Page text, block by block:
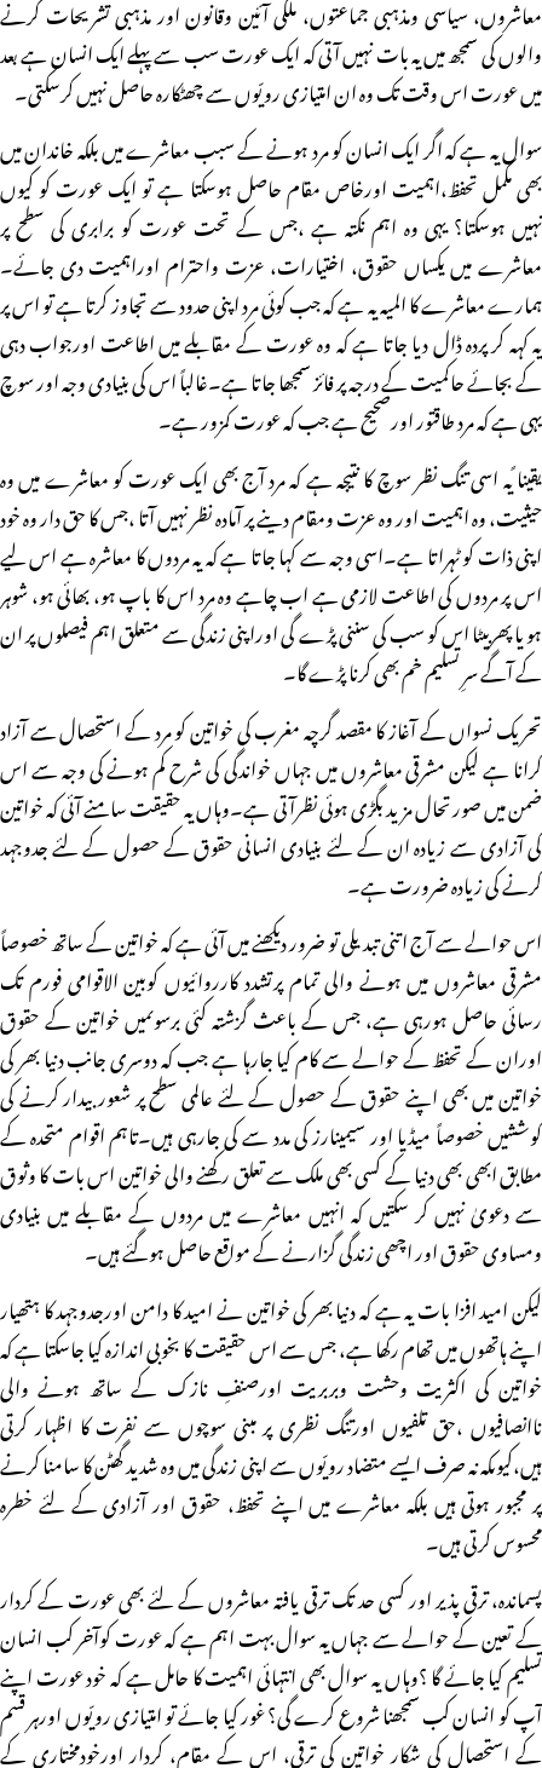
معاشروں، سیاسی ومذہبی جماعتوں، ملکی آئین وقانون اور مذہبی تشریحات کرنے
والوں کی سمجھ میں یہ بات نہیں آتی کہ ایک عورت سب سے پہلے ایک انسان ہے بعد
میں عورت اس وقت تک وہ ان امتیازی رویّوں سے چھٹکارہ حاصل نہیں کرسکتی۔
سوال یہ ہے کہ اگر ایک انسان کو مرد ہونے کے سبب معاشرے میں بلکہ خاندان میں
بھی مکمل تحفظ،اہمیت اورخاص مقام حاصل ہوسکتا ہے تو ایک عورت کو کیوں
نہیں ہوسکتا؟ یہی وہ اہم نکتہ ہے ،جس کے تحت عورت کو برابری کی سطح پر
معاشرے میں یکساں حقوق، اختیارات، عزت واحترام اوراہمیت دی جائے۔
ہمارے معاشرے کا المیہ یہ ہے کہ جب کوئی مرد اپنی حدود سے تجاوز کرتا ہے تو اس پر
یہ کہہ کر پردہ ڈال دیا جاتا ہے کہ وہ عورت کے مقابلے میں اطاعت اورجواب دہی
کے بجائے حاکمیت کے درجہ پر فائز سمجھا جاتا ہے۔غالباً اس کی بنیادی وجہ اور سوچ
یہی ہے کہ مرد طاقتور اورصحیح ہے جب کہ عورت کمزور ہے۔
یقینا ًیہ اسی تنگ نظر سوچ کا نتیجہ ہے کہ مرد آج بھی ایک عورت کو معاشرے میں وہ
حیثیت، وہ اہمیت اور وہ عزت ومقام دینے پر آمادہ نظر نہیں آتا ،جس کا حق دار وہ خود
اپنی ذات کو ٹہراتا ہے۔اسی وجہ سے کہا جاتا ہے کہ یہ مردوں کا معاشرہ ہے اس لیے
اس پر مردوں کی اطاعت لازمی ہے اب چاہے وہ مرد اس کا باپ ہو، بھائی ہو، شوہر
ہو یا پھربیٹا اس کو سب کی سننی پڑے گی اوراپنی زندگی سے متعلق اہم فیصلوں پر ان
کے آگے سرِ تسلیم خم بھی کرنا پڑے گا۔
تحریک نسواں کے آغاز کا مقصد گرچہ مغرب کی خواتین کو مرد کے استحصال سے آزاد
کرانا ہے لیکن مشرقی معاشروں میں جہاں خواندگی کی شرح کم ہونے کی وجہ سے اس
ضمن میں صورتحال مزید بگڑی ہوئی نظرآتی ہے۔وہاں یہ حقیقت سامنے آئی کہ خواتین
کی آزادی سے زیادہ ان کے لئے بنیادی انسانی حقوق کے حصول کے لئے جدوجہد
کرنے کی زیادہ ضرورت ہے۔
اس حوالے سے آج اتنی تبدیلی تو ضرور دیکھنے میں آئی ہے کہ خواتین کے ساتھ خصوصاً
مشرقی معاشروں میں ہونے والی تمام پرتشدد کارروائیوں کوبین الاقوامی فورم تک
رسائی حاصل ہورہی ہے، جس کے باعث گزشتہ کئی برسوںمیں خواتین کے حقوق
اوران کے تحفظ کے حوالے سے کام کیا جارہا ہے جب کہ دوسری جانب دنیا بھر کی
خواتین میں بھی اپنے حقوق کے حصول کے لئے عالمی سطح پر شعور بیدار کرنے کی
کوششیں خصوصاً میڈیا اور سیمینارز کی مدد سے کی جارہی ہیں۔تاہم اقوام متحدہ کے
مطابق ابھی بھی دنیا کے کسی بھی ملک سے تعلق رکھنے والی خواتین اس بات کا وثوق
سے دعویٰ نہیں کر سکتیں کہ انہیں معاشرے میں مردوں کے مقابلے میں بنیادی
ومساوی حقوق اور اچھی زندگی گزارنے کے مواقع حاصل ہوگئے ہیں۔
لیکن امید افزا بات یہ ہے کہ دنیا بھر کی خواتین نے امید کا دامن اورجدوجہد کا ہتھیار
اپنے ہاتھوں میں تھام رکھا ہے، جس سے اس حقیقت کا بخوبی اندازہ کیا جاسکتا ہے کہ
خواتین کی اکثریت وحشت وبربریت اورصنفِ نازک کے ساتھ ہونے والی
ناانصافیوں ،حق تلفیوں اورتنگ نظری پر مبنی سوچوں سے نفرت کا اظہار کرتی
ہیں،کیوںکہ نہ صرف ایسے متضاد رویّوں سے اپنی زندگی میں وہ شدید گھٹن کا سامنا کرنے
پر مجبور ہوتی ہیں بلکہ معاشرے میں اپنے تحفظ، حقوق اور آزادی کے لئے خطرہ
محسوس کرتی ہیں۔
پسماندہ، ترقی پذیر اور کسی حد تک ترقی یافتہ معاشروں کے لئے بھی عورت کے کردار
کے تعین کے حوالے سے جہاں یہ سوال بہت اہم ہے کہ عورت کوآخر کب انسان
تسلیم کیا جائے گا ؟وہاں یہ سوال بھی انتہائی اہمیت کا حامل ہے کہ خود عورت اپنے
آپ کو انسان کب سمجھنا شروع کرے گی؟ غور کیا جائے تو امتیازی رویّوں اورہر قسم
کے استحصال کی شکار خواتین کی ترقی، اس کے مقام، کردار اورخودمختاری کے